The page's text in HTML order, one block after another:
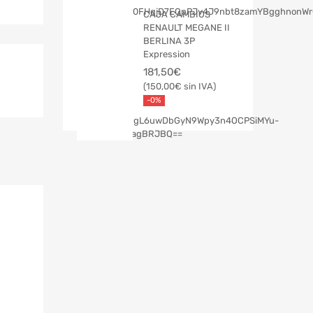
CAJA CAMBIOS
RENAULT MEGANE II
BERLINA 3P
Expression
181,50€
150,00€
-0%